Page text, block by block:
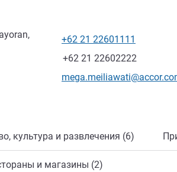
Телефон
+62 21 22601111
Факс
+62 21 22602222
Контактный адрес
культура и развлечения (6)
и магазины (2)